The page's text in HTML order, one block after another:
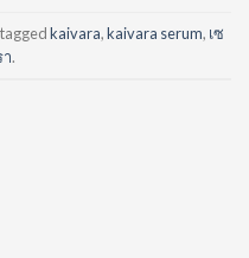
kaivara,kaivara serum, เซ
.